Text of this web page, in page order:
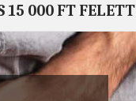
15 000 FT FELETT